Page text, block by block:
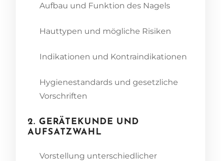
Aufbau und Funktion des Nagels
Hauttypen und mögliche Risiken
Indikationen und Kontraindikationen
Hygienestandards und gesetzliche
Vorschriften
2. GERÄTEKUNDE UND
AUFSATZWAHL
Vorstellung unterschiedlicher